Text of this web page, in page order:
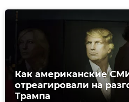
Как американские
отреагировали на
Трампа